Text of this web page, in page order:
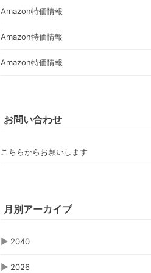
Amazon特価情報
Amazon特価情報
Amazon特価情報
お問い合わせ
こちらからお願いします
月別アーカイブ
▶ 2040
▶ 2026